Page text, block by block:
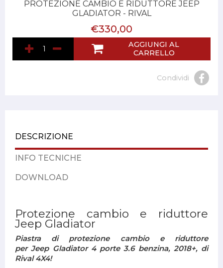
PROTEZIONE CAMBIO E RIDUTTORE JEEP
GLADIATOR - RIVAL
€330,00
AGGIUNGI AL
CARRELLO
Condividi
DESCRIZIONE
INFO TECNICHE
DOWNLOAD
Protezione cambio e riduttore
Jeep Gladiator
Piastra di protezione cambio e riduttore
per Jeep Gladiator 4 porte 3.6 benzina, 2018+, di
Rival 4X4!